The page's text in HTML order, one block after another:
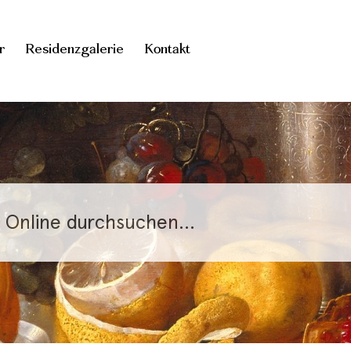
Residenzgalerie Kontakt